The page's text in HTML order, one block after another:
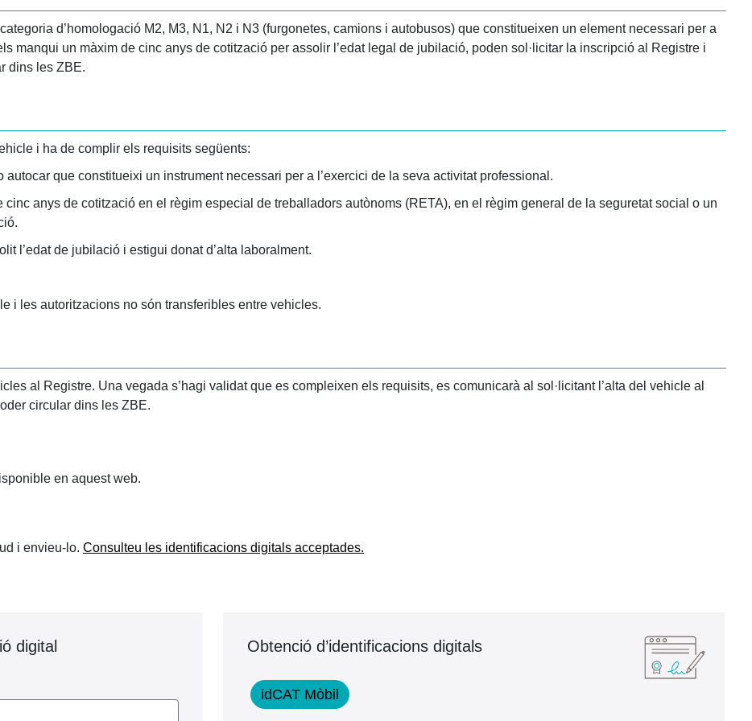
d’homologació M2, M3, N1, N2 i N3 (furgonetes, camions i autobusos) que constitueixen un element necessari per a
manqui un màxim de cinc anys de cotització per assolir l’edat legal de jubilació, poden sol·licitar la inscripció al Registre i
dins les ZBE.
i ha de complir els requisits següents:
autocar que constitueixi un instrument necessari per a l’exercici de la seva activitat professional.
anys de cotització en el règim especial de treballadors autònoms (RETA), en el règim general de la seguretat social o un
l’edat de jubilació i estigui donat d’alta laboralment.
i les autoritzacions no són transferibles entre vehicles.
al Registre. Una vegada s’hagi validat que es compleixen els requisits, es comunicarà al sol·licitant l’alta del vehicle al
circular dins les ZBE.
en aquest web.
i envieu-lo. Consulteu les identificacions digitals acceptades.
digital Obtenció d’identificacions digitals
idCAT Mòbil